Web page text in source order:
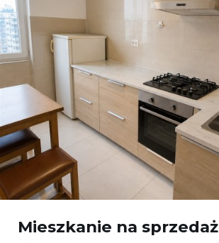
Mieszkanie na sprzedaż